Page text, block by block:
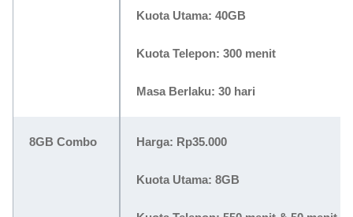
Kuota Utama: 40GB
Kuota Telepon: 300 menit
Masa Berlaku: 30 hari
8GB Combo Harga: Rp35.000
Kuota Utama: 8GB